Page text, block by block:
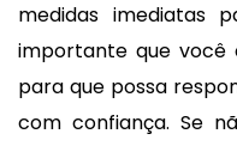
medidas imediatas
importante que você
para que possa
com confiança. Se